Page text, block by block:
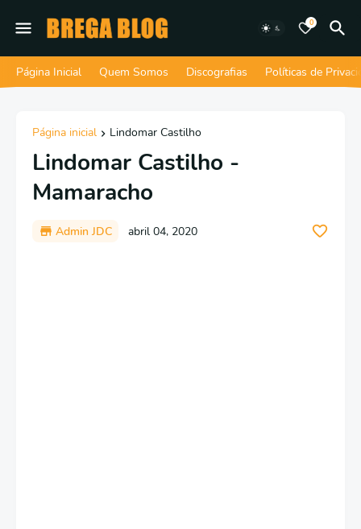
0
Página Inicial Quem Somos Discografias Políticas de
Página inicial Lindomar Castilho
Lindomar Castilho -
Mamaracho
Admin JDC abril 04, 2020